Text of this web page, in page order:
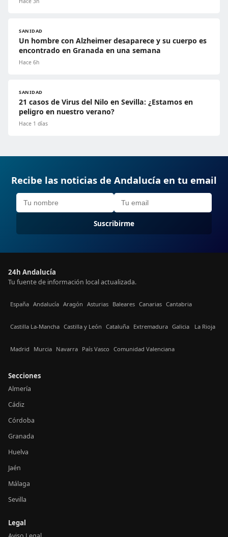
SANIDAD
Un hombre con Alzheimer desaparece y su cuerpo es
encontrado en Granada en una semana
Hace 6h
SANIDAD
21 casos de Virus del Nilo en Sevilla: ¿Estamos en
peligro en nuestro verano?
Hace 1 días
Recibe las noticias de Andalucía en tu email
Suscribirme
24h Andalucía
Tu fuente de información local actualizada.
España Andalucía Aragón Asturias Baleares Canarias Cantabria
Castilla La-Mancha Castilla y León Cataluña Extremadura Galicia La Rioja
Madrid Murcia Navarra País Vasco Comunidad Valenciana
Secciones
Almería
Cádiz
Córdoba
Granada
Huelva
Jaén
Málaga
Sevilla
Legal